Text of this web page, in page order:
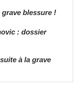
blessure !
: dossier
à la grave